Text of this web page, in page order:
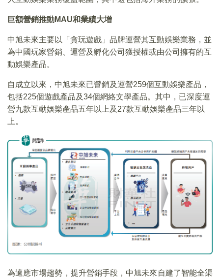
巨額營銷推動MAU和業績大增
中旭未來主要以「貪玩遊戲」品牌運營其互動娛樂業務，並
為中國玩家營銷、運營及孵化公司獲授權或由公司擁有的互
動娛樂產品。
自成立以來，中旭未來已營銷及運營259個互動娛樂產品，
包括225個遊戲產品及34個網絡文學產品。其中，已深度運
營九款互動娛樂產品五年以上及27款互動娛樂產品三年以
上。
為適應市場趨勢，提升營銷手段，中旭未來自建了智能全渠